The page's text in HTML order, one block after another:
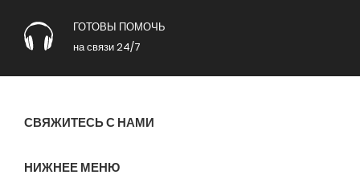
ГОТОВЫ ПОМОЧЬ
на связи 24/7
СВЯЖИТЕСЬ С НАМИ
НИЖНЕЕ МЕНЮ